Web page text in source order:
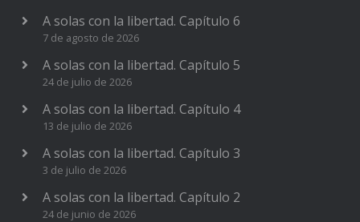
A solas con la libertad. Capítulo 6
7 de agosto de 2026
A solas con la libertad. Capítulo 5
24 de julio de 2026
A solas con la libertad. Capítulo 4
13 de julio de 2026
A solas con la libertad. Capítulo 3
3 de julio de 2026
A solas con la libertad. Capítulo 2
24 de junio de 2026